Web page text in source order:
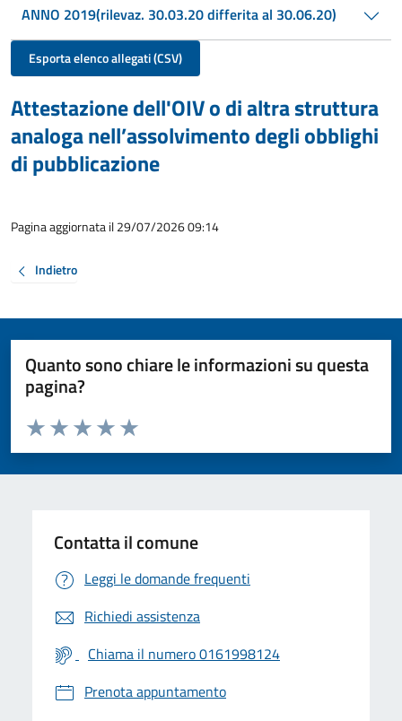
ANNO 2019(rilevaz. 30.03.20 differita al 30.06.20)
Esporta elenco allegati (CSV)
Attestazione dell'OIV o di altra struttura
analoga nell’assolvimento degli obblighi
di pubblicazione
Pagina aggiornata il 29/07/2026 09:14
Indietro
Quanto sono chiare le informazioni su questa
pagina?
Valuta da 1 a 5 stelle la pagina
Valuta 5 stelle su 5
Valuta 4 stelle su 5
Valuta 3 stelle su 5
Valuta 2 stelle su 5
Valuta 1 stelle su 5
Contatta il comune
Leggi le domande frequenti
Richiedi assistenza
Chiama il numero 0161998124
Prenota appuntamento